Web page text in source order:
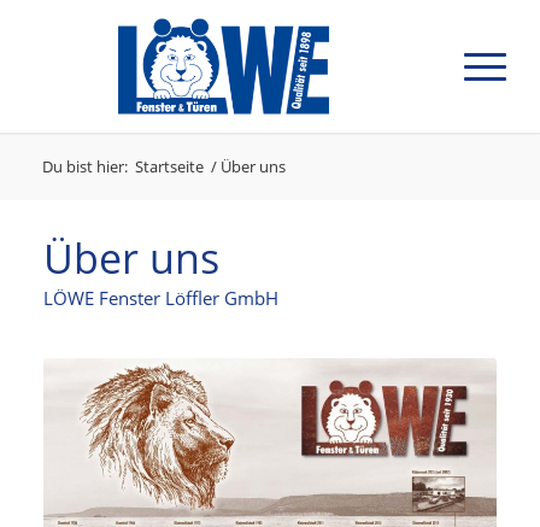
Du bist hier: Startseite / Über uns
Über uns
LÖWE Fenster Löffler GmbH